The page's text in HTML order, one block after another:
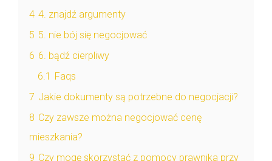
4 4. znajdź argumenty
5 5. nie bój się negocjować
6 6. bądź cierpliwy
6.1 Faqs
7 Jakie dokumenty są potrzebne do negocjacji?
8 Czy zawsze można negocjować cenę
mieszkania?
9 Czy mogę skorzystać z pomocy prawnika przy